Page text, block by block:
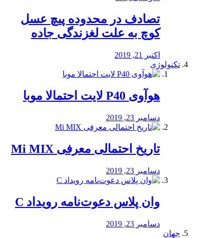
تصادف در محدوده پیچ عسل
کوچ به علت لغزندگی جاده
اکتبر 21, 2019
تکنولوژی
هوآوی P40 لایت احتمالا موبا
دسامبر 23, 2019
تاریخ احتمالی معرفی Mi MIX
دسامبر 23, 2019
وان پلاس دعوت‌نامه رویداد C
دسامبر 23, 2019
جهان